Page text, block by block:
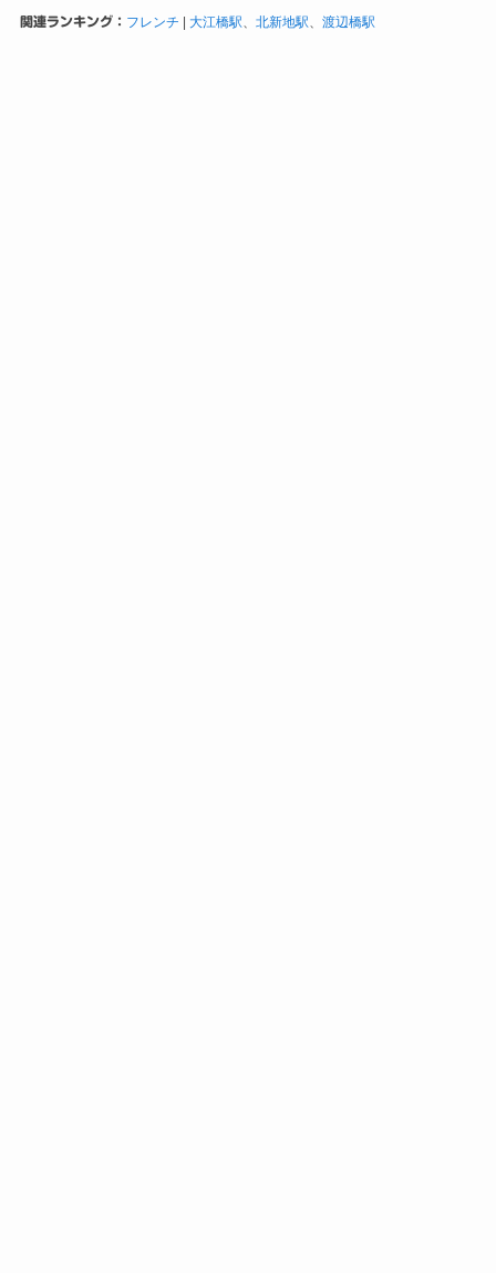
関連ランキング： フレンチ | 大江橋駅、 北新地駅、 渡辺橋駅